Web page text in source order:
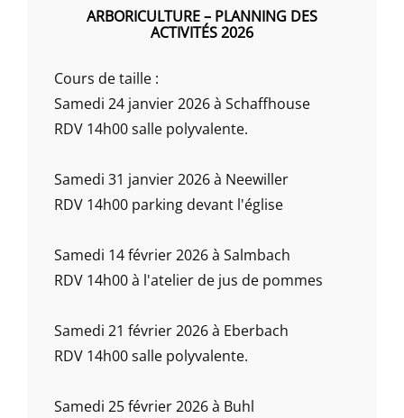
ARBORICULTURE – PLANNING DES
ACTIVITÉS 2026
Cours de taille :
Samedi 24 janvier 2026 à Schaffhouse
RDV 14h00 salle polyvalente.
Samedi 31 janvier 2026 à Neewiller
RDV 14h00 parking devant l'église
Samedi 14 février 2026 à Salmbach
RDV 14h00 à l'atelier de jus de pommes
Samedi 21 février 2026 à Eberbach
RDV 14h00 salle polyvalente.
Samedi 25 février 2026 à Buhl